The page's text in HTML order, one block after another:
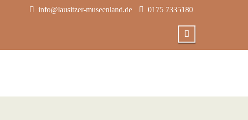
info@lausitzer-museenland.de 0175 7335180